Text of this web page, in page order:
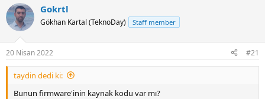
u
b
a
ş
a
t
a
n
m
a
t
r
i
h
i
e
Gokrtl
Gökhan Kartal (TeknoDay) Staff member
20 Nisan 2022 #21
taydin dedi ki:
Bunun firmware'inin kaynak kodu var mı?